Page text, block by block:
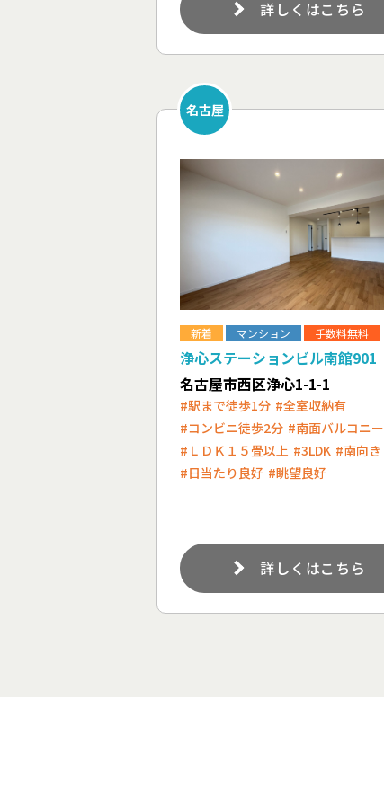
詳しくはこちら
名古屋
新着 マンション 手数料無料
浄心ステーションビル南館901
名古屋市西区浄心1-1-1
#駅まで徒歩1分 #全室収納有
#コンビニ徒歩2分 #南面バルコニー
#ＬＤＫ１５畳以上 #3LDK #南向き
#日当たり良好 #眺望良好
詳しくはこちら